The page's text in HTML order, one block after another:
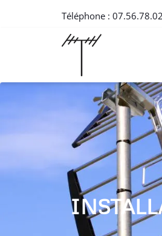
Téléphone :